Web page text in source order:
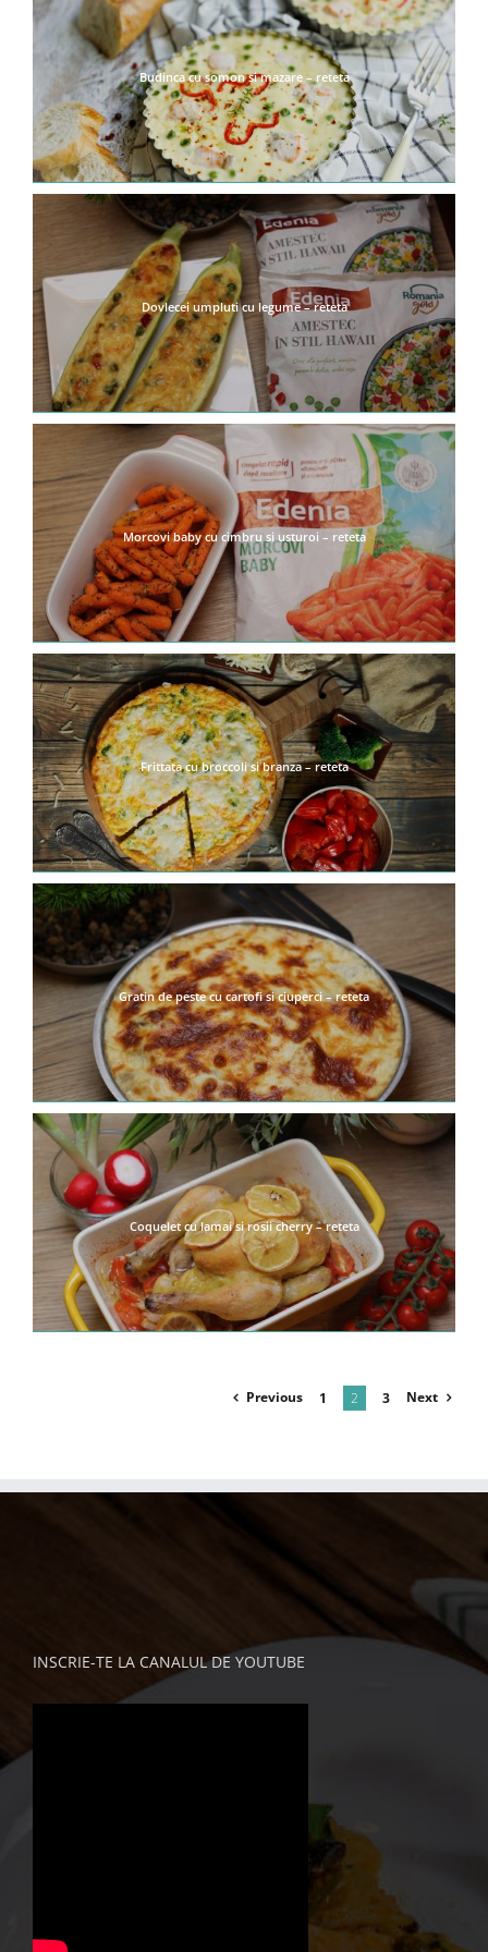
Budinca cu somon si mazare – reteta
Dovlecei umpluti cu legume – reteta
Morcovi baby cu cimbru si usturoi – reteta
Frittata cu broccoli si branza – reteta
Gratin de peste cu cartofi si ciuperci – reteta
Coquelet cu lamai si rosii cherry – reteta
Previous 1 2 3 Next
INSCRIE-TE LA CANALUL DE YOUTUBE